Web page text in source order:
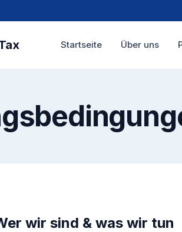
Startseite Über uns
wir sind & was wir tun